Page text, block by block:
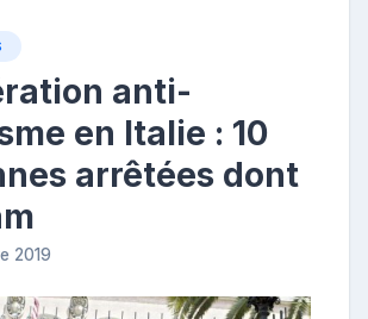
anti-
en Italie : 10
arrêtées dont
2019
e